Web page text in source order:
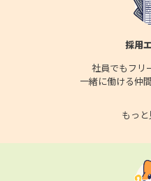
採用
社員でもフリ
一緒に働ける仲
もっと